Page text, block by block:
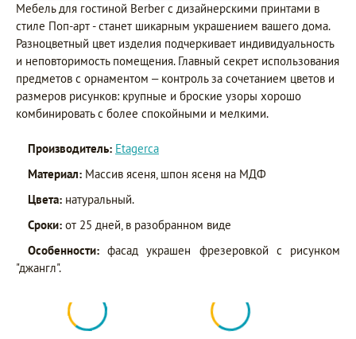
Мебель для гостиной Berber с дизайнерскими принтами в
стиле Поп-арт - станет шикарным украшением вашего дома.
Разноцветный цвет изделия подчеркивает индивидуальность
и неповторимость помещения. Главный секрет использования
предметов с орнаментом – контроль за сочетанием цветов и
размеров рисунков: крупные и броские узоры хорошо
комбинировать с более спокойными и мелкими.
Производитель: Etagerca
Материал: Массив ясеня, шпон ясеня на МДФ
Цвета: натуральный.
Сроки: от 25 дней, в разобранном виде
Особенности: фасад украшен фрезеровкой с рисунком
"джангл".